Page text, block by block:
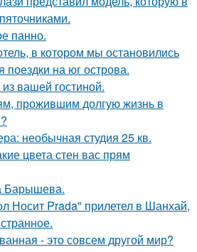
панно.
в котором мы остановились
поездки на юг острова.
вашей гостиной.
прожившим долгую жизнь в
необычная студия 25 кв.
цвета стен вас прям
Барышева.
Носит Prada" прилетел в Шанхай,
- это совсем другой мир?